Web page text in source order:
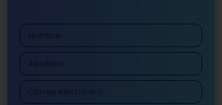
Nombre
Apellidos
Correo
electrónico